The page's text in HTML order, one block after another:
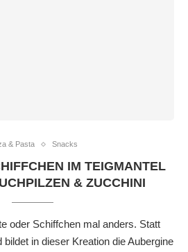
& Pasta Snacks
IM TEIGMANTEL
& ZUCCHINI
oder Schiffchen mal anders. Statt
in dieser Kreation die Aubergine